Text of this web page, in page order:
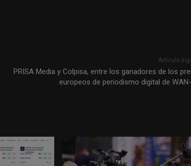
Artículo
PRISA Media y Colpisa, entre los ganadores de los
europeos de periodismo digital de